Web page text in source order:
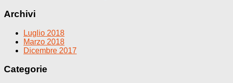
Archivi
Luglio 2018
Marzo 2018
Dicembre 2017
Categorie